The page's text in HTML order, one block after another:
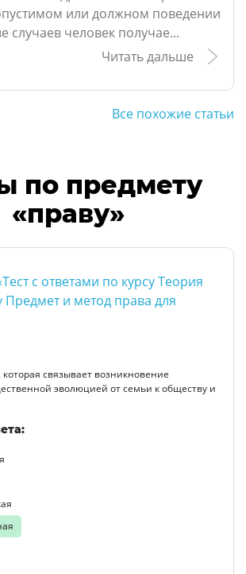
или должном поведении
случаев человек получае...
Читать дальше
Все похожие статьи
по предмету
«праву»
с ответами по курсу Теория
Предмет и метод права для
связывает возникновение
эволюцией от семьи к обществу и